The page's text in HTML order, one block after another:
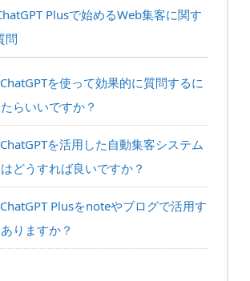
Plusで始めるWeb集客に関す
問
を使って効果的に質問するに
らいいですか？
を活用した自動集客システム
どうすれば良いですか？
Plusをnoteやブログで活用す
りますか？